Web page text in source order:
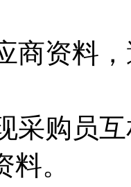
商资料
采购员
。